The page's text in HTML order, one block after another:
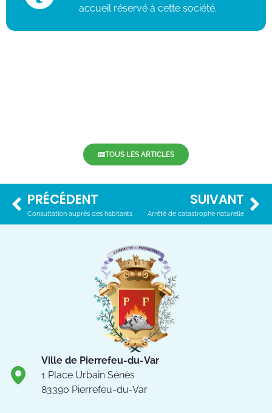
accueil réservé à cette société.
TOUS LES ARTICLES
PRÉCÉDENT
Consultation auprès des habitants
SUIVANT
Arrêté de catastrophe naturelle
Ville de Pierrefeu-du-Var
1 Place Urbain Sénès
83390 Pierrefeu-du-Var